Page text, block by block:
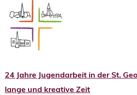
24 Jahre Jugendarbeit in der St.
lange und kreative Zeit